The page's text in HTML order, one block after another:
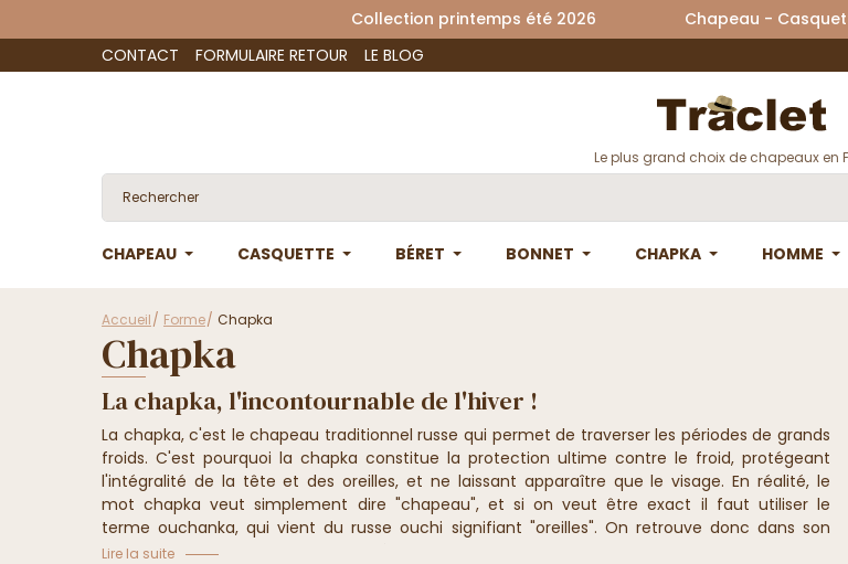
Collection printemps été 2026 Chapeau -
CONTACT
FORMULAIRE RETOUR LE BLOG
Le plus grand choix de chapeaux en
CHAPEAU CASQUETTE BÉRET BONNET CHAPKA HOMME
Accueil Forme Chapka
Chapka
La chapka, l'incontournable de l'hiver !
La chapka, c'est le chapeau traditionnel russe qui permet de traverser les périodes de grands
froids. C'est pourquoi la chapka constitue la protection ultime contre le froid, protégeant
l'intégralité de la tête et des oreilles, et ne laissant apparaître que le visage. En réalité, le
motchapka veutsimplement dire "chapeau", et si on veut être exact il faut utiliser le
termeouchanka,qui vient du russe ouchi signifiant "oreilles". On retrouve donc dans son
propre nom la principale caractéristique de ce couvre-chef : garder les oreilles au
Lire la suite